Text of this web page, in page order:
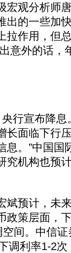
观分析师
出的一些加
拉作用，但
意外的话，
宣布降息
长面临下行
息。”中国国
究机构也预
预计，未
政策层面，
间。中信
调利率1-2